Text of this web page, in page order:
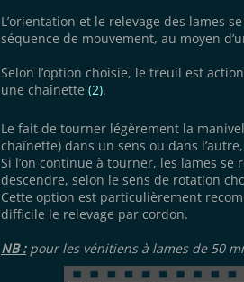
L’orientation et le relevage des lames
séquence de mouvement, au moyen
Selon l’option choisie, le treuil est
une chaînette (2).
Le fait de tourner légèrement la
chaînette) dans un sens ou dans
Si l’on continue à tourner, les lames
descendre, selon le sens de rotation
Cette option est particulièrement
difficile le relevage par cordon.
NB : pour les vénitiens à lames de 50